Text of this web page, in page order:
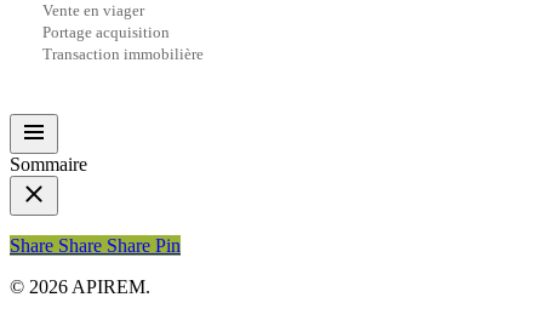
Vente en viager
Portage acquisition
Transaction immobilière
Sommaire
Share
Share Share Share Pin
© 2026 APIREM.